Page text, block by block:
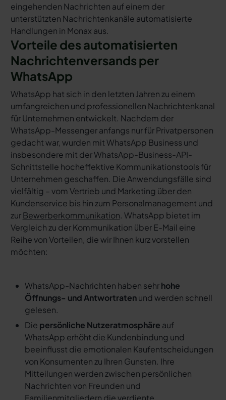
eingehenden Nachrichten auf einem der
unterstützten Nachrichtenkanäle automatisierte
Handlungen in Monax aus.
Vorteile des automatisierten
Nachrichtenversands per
WhatsApp
WhatsApp hat sich in den letzten Jahren zu einem
umfangreichen und professionellen Nachrichtenkanal
für Unternehmen entwickelt. Nachdem der
WhatsApp-Messenger anfangs nur für Privatpersonen
gedacht war, wurden mit WhatsApp Business und
insbesondere mit der WhatsApp-Business-API-
Schnittstelle hocheffektive Kommunikationstools für
Unternehmen geschaffen. Die Anwendungsfälle sind
vielfältig – vom Vertrieb und Marketing über den
Kundenservice bis hin zum Personalmanagement und
zurBewerberkommunikation. WhatsApp bietet im
Vergleich zu der Kommunikation über E-Mail eine
Reihe von Vorteilen, die wir Ihnen kurz vorstellen
möchten:
WhatsApp-Nachrichten haben sehrhohe
Öffnungs- und Antwortratenund werden schnell
gelesen.
Die persönliche Nutzeratmosphäre auf
WhatsApp erhöht die Kundenbindung und
beeinflusst die emotionalen Kaufentscheidungen
von Konsumenten zu Ihren Gunsten. Ihre
Mitteilungen werden zwischen persönlichen
Nachrichten von Freunden und